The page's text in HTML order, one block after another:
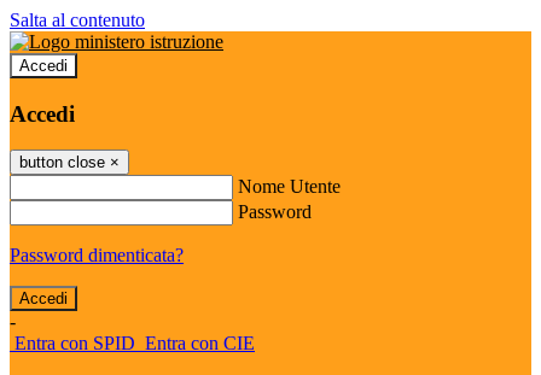
Salta al contenuto
Accedi
Accedi
button close ×
Nome Utente
Password
Password dimenticata?
-
Entra con SPID Entra con CIE